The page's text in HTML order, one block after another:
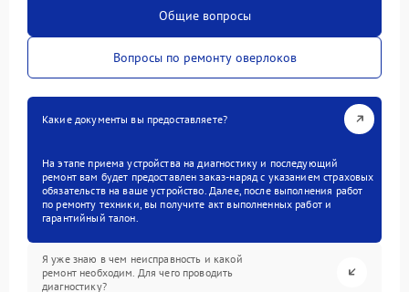
Общие вопросы
Вопросы по ремонту оверлоков
Какие документы вы предоставляете?
На этапе приема устройства на диагностику и последующий
ремонт вам будет предоставлен заказ-наряд с указанием страховых
обязательств на ваше устройство. Далее, после выполнения работ
по ремонту техники, вы получите акт выполненных работ и
гарантийный талон.
Я уже знаю в чем неисправность и какой
ремонт необходим. Для чего проводить
диагностику?